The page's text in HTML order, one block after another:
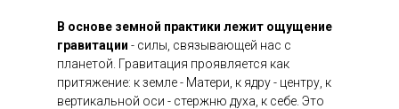
В основе земной практики лежит ощущение
гравитации - силы, связывающей нас с
планетой. Гравитация проявляется как
притяжение: к земле - Матери, к ядру - центру, к
вертикальной оси - стержню духа, к себе. Это